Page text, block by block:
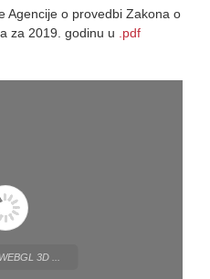
Agencije o provedbi Zakona o
za 2019. godinu u .pdf
3D ...